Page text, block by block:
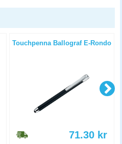
Touchpenna Ballograf E-Rondo
71.30 kr